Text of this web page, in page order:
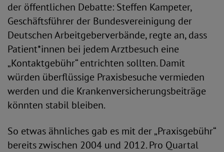
der öffentlichen Debatte: Steffen Kampeter,
Geschäftsführer der Bundesvereinigung der
Deutschen Arbeitgeberverbände, regte an, dass
Patient*innen bei jedem Arztbesuch eine
„Kontaktgebühr“ entrichten sollten. Damit
würden überflüssige Praxisbesuche vermieden
werden und die Krankenversicherungsbeiträge
könnten stabil bleiben.
So etwas ähnliches gab es mit der „Praxisgebühr“
bereits zwischen 2004 und 2012. Pro Quartal